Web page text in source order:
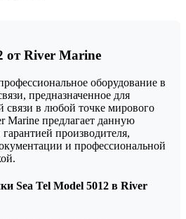
от River Marine
оборудование в
предназначенное для
связи в любой точке мирового
Marine предлагает данную
производителя,
и профессиональной
Sea Tel Model 5012 в River